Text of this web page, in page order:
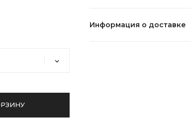
Информация о доставке